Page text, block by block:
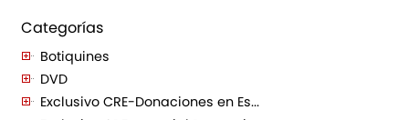
Categorías
Botiquines
DVD
Exclusivo CRE-Donaciones en Es...